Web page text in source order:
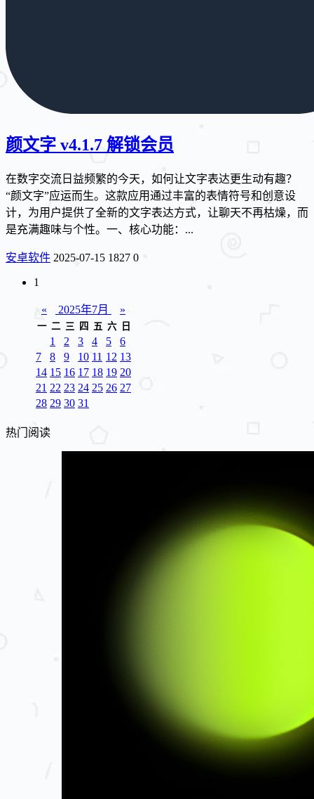
颜文字 v4.1.7 解锁会员
在数字交流日益频繁的今天，如何让文字表达更生动有趣？
“颜文字”应运而生。这款应用通过丰富的表情符号和创意设
计，为用户提供了全新的文字表达方式，让聊天不再枯燥，而
是充满趣味与个性。一、核心功能：...
安卓软件 2025-07-15 1827 0
1
« 2025年7月 »
一 二 三 四 五 六 日
1 2 3 4 5
6
7
8 9 10 11 12 13
14 15 16 17 18 19 20
21 22 23 24 25 26 27
28 29 30 31
热门阅读